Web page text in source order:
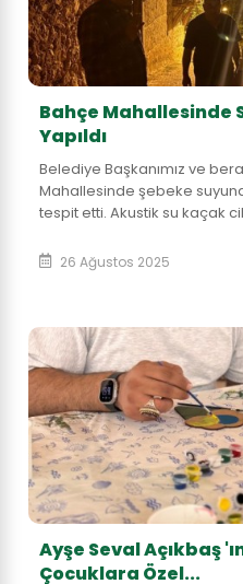
Bahçe Mahallesinde
Yapıldı
Belediye Başkanımız ve
Mahallesinde şebeke
tespit etti. Akustik su kaçak
26 Ağustos 2025
Ayşe Seval Açıkbaş
Çocuklara Özel...